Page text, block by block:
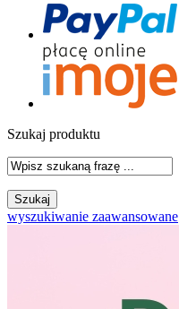
Szukaj produktu
wyszukiwanie zaawansowane